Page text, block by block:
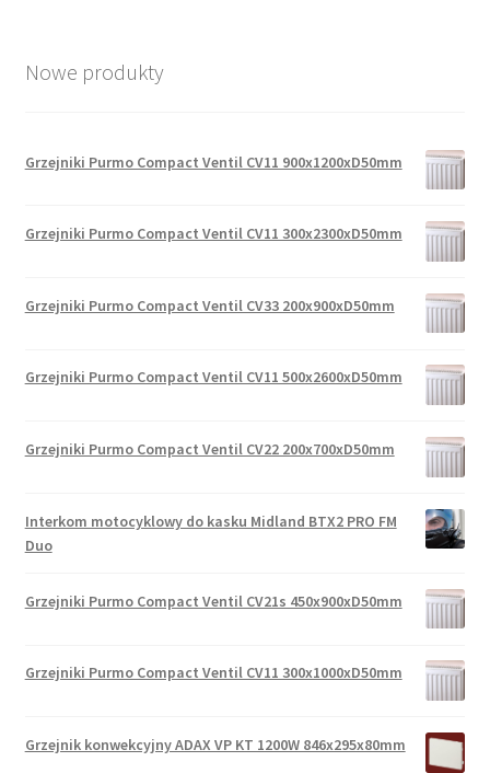
Nowe produkty
Grzejniki Purmo Compact Ventil CV11 900x1200xD50mm
Grzejniki Purmo Compact Ventil CV11 300x2300xD50mm
Grzejniki Purmo Compact Ventil CV33 200x900xD50mm
Grzejniki Purmo Compact Ventil CV11 500x2600xD50mm
Grzejniki Purmo Compact Ventil CV22 200x700xD50mm
Interkom motocyklowy do kasku Midland BTX2 PRO FM
Duo
Grzejniki Purmo Compact Ventil CV21s 450x900xD50mm
Grzejniki Purmo Compact Ventil CV11 300x1000xD50mm
Grzejnik konwekcyjny ADAX VP KT 1200W 846x295x80mm